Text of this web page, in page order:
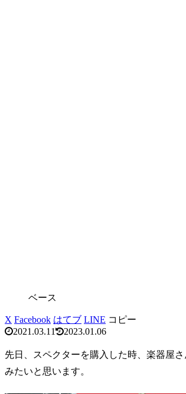
ベース
X Facebook はてブ LINE コピー
2021.03.11
2023.01.06
先日、スペクターを購入した時、楽器屋
みたいと思います。